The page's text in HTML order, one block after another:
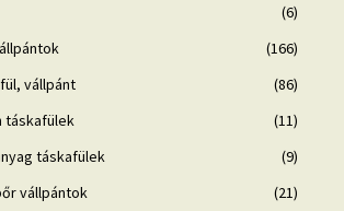
(6)
(166)
vállpánt
(86)
táskafülek
(11)
táskafülek
(9)
vállpántok
(21)